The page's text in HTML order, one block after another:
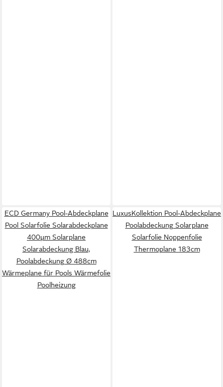
ECD Germany Pool-Abdeckplane
Pool Solarfolie Solarabdeckplane
400µm Solarplane
Solarabdeckung Blau,
Poolabdeckung Ø 488cm
Wärmeplane für Pools Wärmefolie
Poolheizung
LuxusKollektion Pool-Abdeckplane
Poolabdeckung Solarplane
Solarfolie Noppenfolie
Thermoplane 183cm